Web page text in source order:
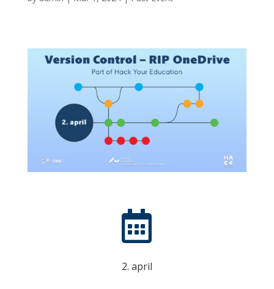

2. april